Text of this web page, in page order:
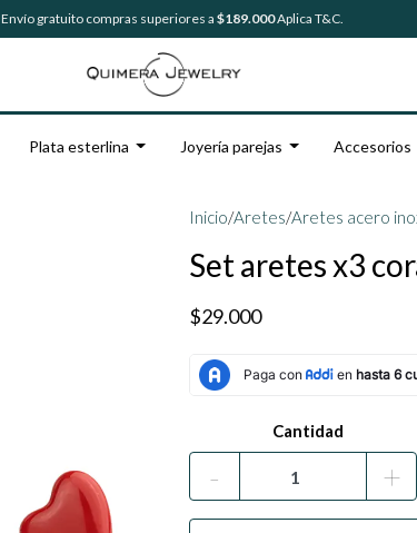
Envío gratuito compras superiores a $189.000Aplica T&C.
Plata esterlina Joyería parejas Accesorios
Inicio/Aretes/Aretes acero
Set aretes x3
$29.000
Cantidad
- +